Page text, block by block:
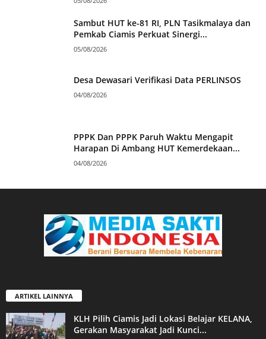
Sambut HUT ke-81 RI, PLN Tasikmalaya dan
Pemkab Ciamis Perkuat Sinergi...
05/08/2026
Desa Dewasari Verifikasi Data PERLINSOS
04/08/2026
PPPK Dan PPPK Paruh Waktu Mengapit
Harapan Di Ambang HUT Kemerdekaan...
04/08/2026
ARTIKEL LAINNYA
KLH Pilih Ciamis Jadi Lokasi Belajar KELANA,
Gerakan Masyarakat Jadi Kunci...